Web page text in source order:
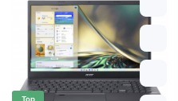
Top